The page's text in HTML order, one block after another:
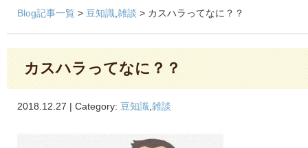
Blog記事一覧 > 豆知識 雑談 > カスハラってなに？？
カスハラってなに？？
2018.12.27 | Category: 豆知識 雑談